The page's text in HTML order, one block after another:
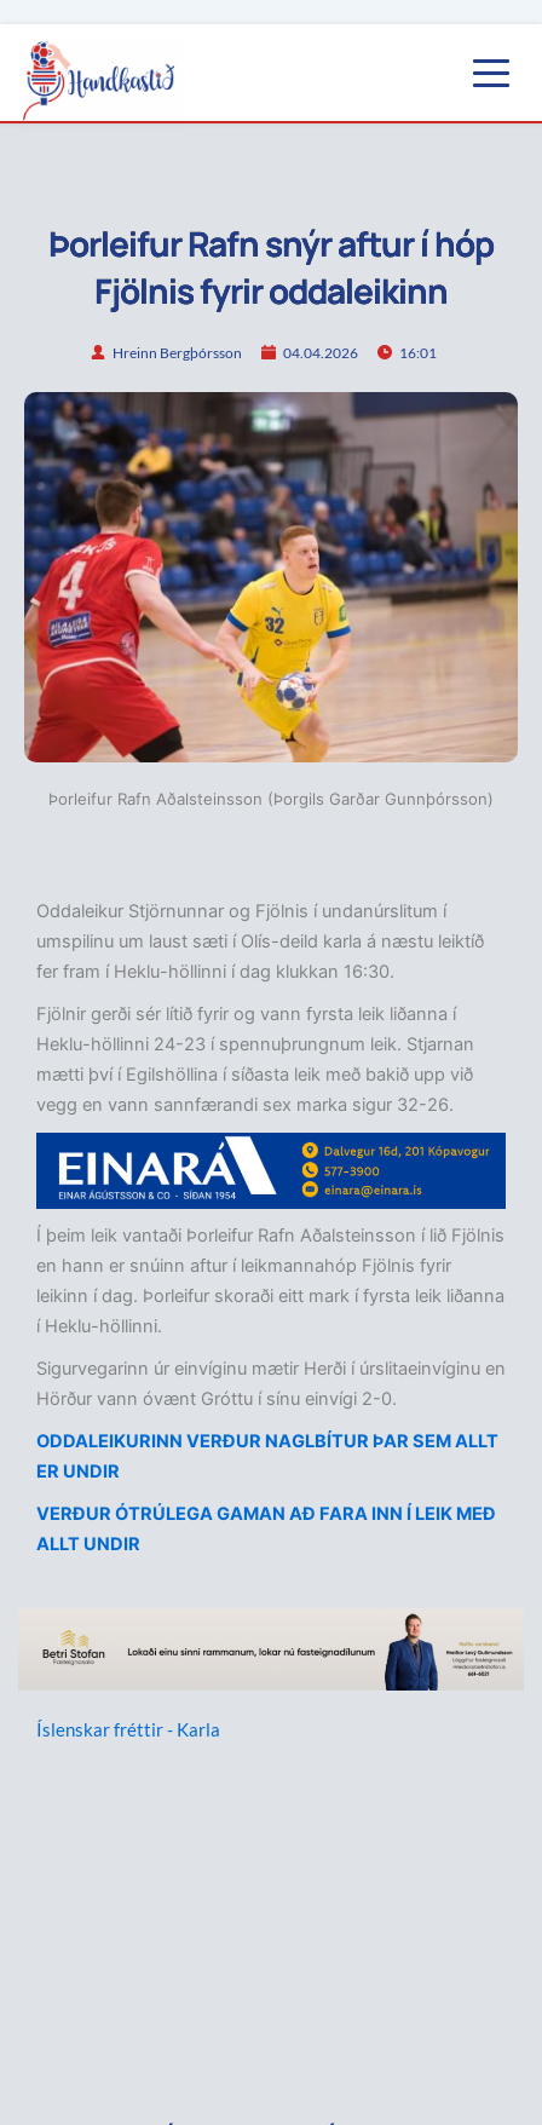
Þorleifur Rafn snýr aftur í hóp
Fjölnis fyrir oddaleikinn
Hreinn Bergþórsson 04.04.2026 16:01
Þorleifur Rafn Aðalsteinsson (Þorgils Garðar Gunnþórsson)
Oddaleikur Stjörnunnar og Fjölnis í undanúrslitum í
umspilinu um laust sæti í Olís-deild karla á næstu leiktíð
fer fram í Heklu-höllinni í dag klukkan 16:30.
Fjölnir gerði sér lítið fyrir og vann fyrsta leik liðanna í
Heklu-höllinni 24-23 í spennuþrungnum leik. Stjarnan
mætti því í Egilshöllina í síðasta leik með bakið upp við
vegg en vann sannfærandi sex marka sigur 32-26.
Í þeim leik vantaði Þorleifur Rafn Aðalsteinsson í lið Fjölnis
en hann er snúinn aftur í leikmannahóp Fjölnis fyrir
leikinn í dag. Þorleifur skoraði eitt mark í fyrsta leik liðanna
í Heklu-höllinni.
Sigurvegarinn úr einvíginu mætir Herði í úrslitaeinvíginu en
Hörður vann óvænt Gróttu í sínu einvígi 2-0.
ODDALEIKURINN VERÐUR NAGLBÍTUR ÞAR SEM ALLT
ER UNDIR
VERÐUR ÓTRÚLEGA GAMAN AÐ FARA INN Í LEIK MEÐ
ALLT UNDIR
Íslenskar fréttir - Karla